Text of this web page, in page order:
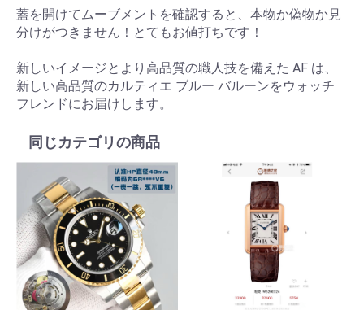
蓋を開けてムーブメントを確認すると、本物か偽物か見
分けがつきません！とてもお値打ちです！
新しいイメージとより高品質の職人技を備えた AF は、
新しい高品質のカルティエ ブルー バルーンをウォッチ
フレンドにお届けします。
同じカテゴリの商品